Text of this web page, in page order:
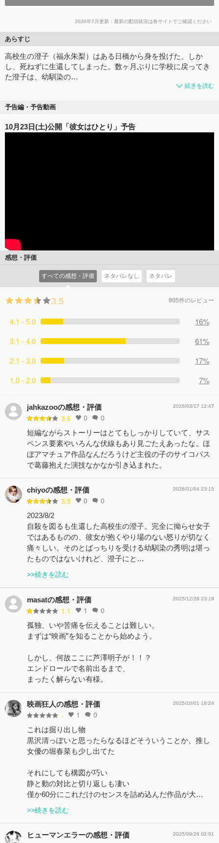
2026年7月更新：最新の配信状況は各サイトでご確認ください
あらすじ
高校生の澄子（福永朱梨）はある日橋から身を投げた。しか
し、死ねずに生還してしまった。数ヶ月ぶりに学校に戻ってき
た澄子は、幼馴染の…
続きを読む
予告編・予告動画
10月23日(土)公開「彼女はひとり」予告
感想・評価
すべての感想・評価 ネタバレなし ネタバレ
3.5 905件のレビュー
4.1 - 5.0
16%
3.1 - 4.0
61%
2.1 - 3.0
17%
1.0 - 2.0
7%
jahkazooの感想・評価
3.6 0 0
2026/03/17 12:47
短編ながらストーリーはとてもしっかりしていて、サス
ペンス要素やいろんな伏線もあり見ごたえあったな。ほ
ぼアマチュア作品なんだろうけど主役の子のサイコパス
で葛藤抱えた演技なかなか引き込まれた。
chiyoの感想・評価
3.5 0 0
2026/01/04 23:15
2023/8/2
自殺を図るも生還した高校生の澄子。完全に拗らせ女子
ではあるものの、彼女が抱くやり場のない怒りが切なく
痛々しい。そのとばっちりを受ける幼馴染の秀明は堪っ
たものではないけれど、澄子にと…
>>続きを読む
masatの感想・評価
1.1 1 0
2025/12/28 23:19
孤独、いや苦痛を伝えることは難しい。
まずは“映画”を知ることから始めよう。
しかし、何故ここに芦澤明子が！！？
エンドロールで名前出るまで、
まったく解らない有様。
映画狂人の感想・評価
- 1 0
2025/10/01 18:24
これは掘り出し物
黒沢清っぽいと思ったらなるほどそういうことか、推し
女優の堀春菜も少し出てた
それにしても構図が巧い
静と動の対比と切り返しも凄い
僅か60分にこれだけのセンスを詰め込んだ作品が大…
>>続きを読む
ヒューマンエラーの感想・評価 2025/09/26 02:01